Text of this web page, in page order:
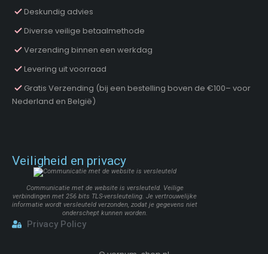
Deskundig advies
Diverse veilige betaalmethode
Verzending binnen een werkdag
Levering uit voorraad
Gratis Verzending (bij een bestelling boven de €100– voor
Nederland en België)
Veiligheid en privacy
Communicatie met de website is versleuteld. Veilige
verbindingen met 256 bits TLS-versleuteling. Je vertrouwelijke
informatie wordt versleuteld verzonden, zodat je gegevens niet
onderschept kunnen worden.
Privacy Policy